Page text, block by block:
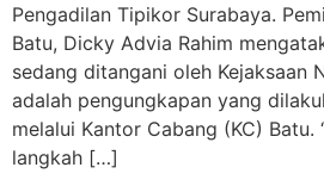
Pengadilan Tipikor Surabaya.
Batu, Dicky Advia Rahim
sedang ditangani oleh Kejaksaan
adalah pengungkapan yang
melalui Kantor Cabang (KC) Batu.
langkah […]